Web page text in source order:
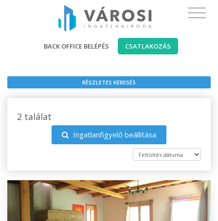
BACK OFFICE BELÉPÉS CSATLAKOZÁS
RÉSZLETES KERESÉS
2 találat
Ingatlanfigyelő beállítása